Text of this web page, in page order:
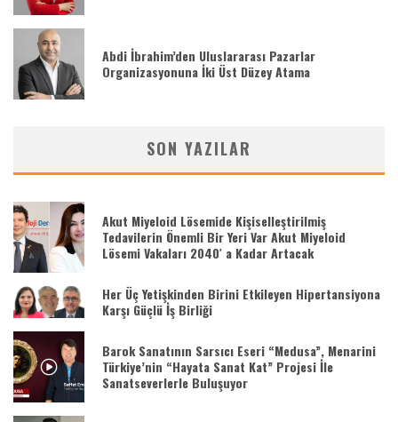
Abdi İbrahim’den Uluslararası Pazarlar
Organizasyonuna İki Üst Düzey Atama
SON YAZILAR
Akut Miyeloid Lösemide Kişiselleştirilmiş
Tedavilerin Önemli Bir Yeri Var Akut Miyeloid
Lösemi Vakaları 2040′ a Kadar Artacak
Her Üç Yetişkinden Birini Etkileyen Hipertansiyona
Karşı Güçlü İş Birliği
Barok Sanatının Sarsıcı Eseri “Medusa”, Menarini
Türkiye’nin “Hayata Sanat Kat” Projesi İle
Sanatseverlerle Buluşuyor